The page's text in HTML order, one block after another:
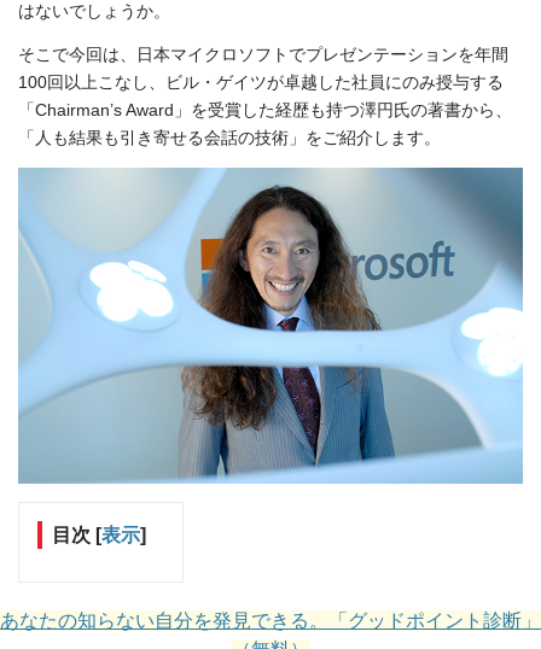
はないでしょうか。
そこで今回は、日本マイクロソフトでプレゼンテーションを年間
100回以上こなし、ビル・ゲイツが卓越した社員にのみ授与する
「Chairman’s Award」を受賞した経歴も持つ澤円氏の著書から、
「人も結果も引き寄せる会話の技術」をご紹介します。
目次 [表示]
あなたの知らない自分を発見できる。「グッドポイント診断」